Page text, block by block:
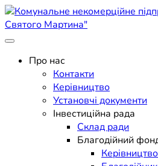
Skip
to
content
Комунальне
підприємство
Святого
Поліклініка Мукачево
Про нас
Контакти
Керівництво
Установчі документи
Інвестиційна рада
Склад ради
Благодійний